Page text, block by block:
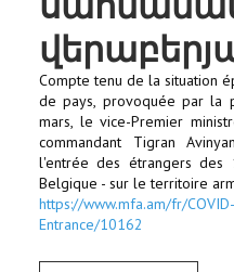
🔔 ELECTIONS 2026 🗳️
EGLISE
LE CENTRE
CONTACT
Compte tenu de la situation
de pays, provoquée par la
mars, le vice-Premier
commandant Tigran
l'entrée des étrangers des
Belgique - sur le territoire
https://www.mfa.am/fr/
Entrance/10162